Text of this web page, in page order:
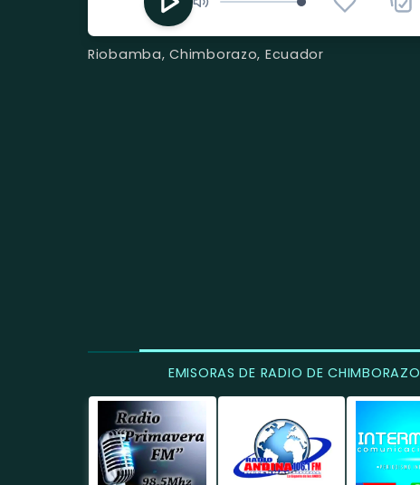
Riobamba, Chimborazo, Ecuador
EMISORAS DE RADIO DE CHIMBORAZO